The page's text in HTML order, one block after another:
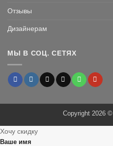
Отзывы
Дизайнерам
МЫ В СОЦ. СЕТЯХ
Copyright 2026 ©
Хочу скидку
Ваше имя